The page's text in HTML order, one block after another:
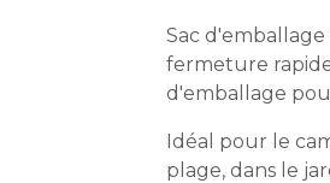
Sac
fermeture
d'emballage
Idéal pour le
plage, dans le